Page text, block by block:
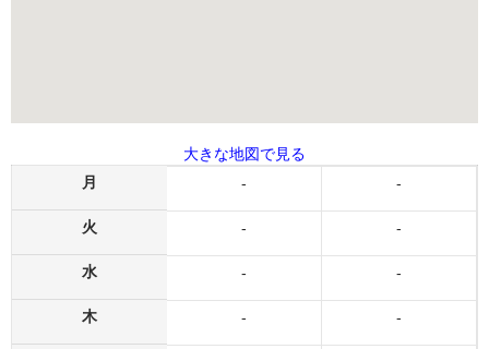
大きな地図で見る
月
火
水
木
-
-
-
-
-
-
-
-